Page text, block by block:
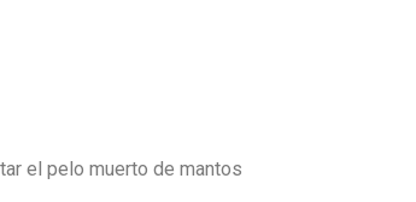
el pelo muerto de mantos